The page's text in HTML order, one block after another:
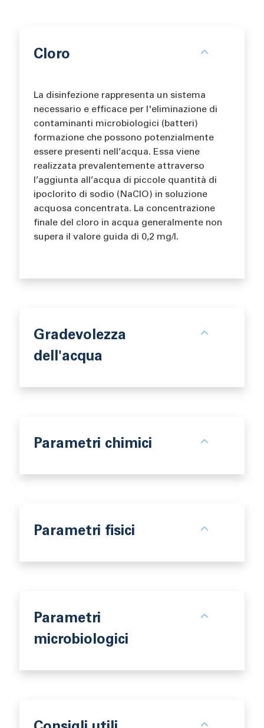
Cloro
La disinfezione rappresenta un sistema
necessario e efficace per l'eliminazione di
contaminanti microbiologici (batteri)
formazione che possono potenzialmente
essere presenti nell’acqua. Essa viene
realizzata prevalentemente attraverso
l’aggiunta all’acqua di piccole quantità di
ipoclorito di sodio (NaClO) in soluzione
acquosa concentrata. La concentrazione
finale del cloro in acqua generalmente non
supera il valore guida di 0,2 mg/l.
Gradevolezza
dell'acqua
Parametri chimici
Parametri fisici
Parametri
microbiologici